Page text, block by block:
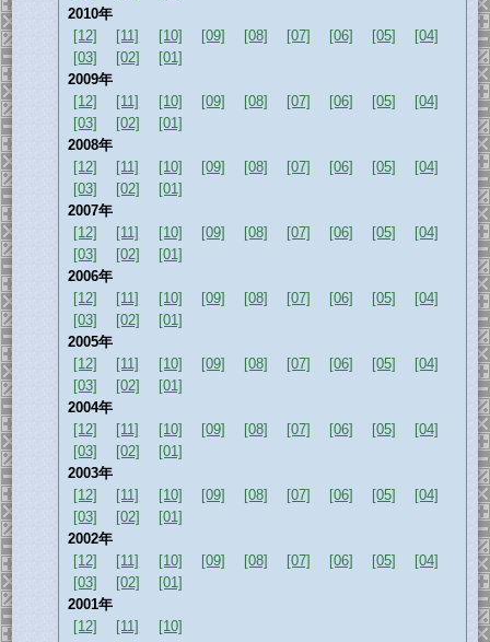
2010年
[12]
[11] [10] [09] [08] [07] [06] [05]
[04]
[03]
[02]
[01]
2009年
[12]
[11] [10] [09] [08] [07] [06] [05]
[04]
[03]
[02]
[01]
2008年
[12]
[11] [10] [09] [08] [07] [06] [05]
[04]
[03]
[02]
[01]
2007年
[12]
[11] [10] [09] [08] [07] [06] [05]
[04]
[03]
[02]
[01]
2006年
[12]
[11] [10] [09] [08] [07] [06] [05]
[04]
[03]
[02]
[01]
2005年
[12]
[11] [10] [09] [08] [07] [06] [05]
[04]
[03]
[02]
[01]
2004年
[12]
[11] [10] [09] [08] [07] [06] [05]
[04]
[03]
[02]
[01]
2003年
[12]
[11] [10] [09] [08] [07] [06] [05]
[04]
[03]
[02]
[01]
2002年
[12]
[11] [10] [09] [08] [07] [06] [05]
[04]
[03]
[02]
[01]
2001年
[12]
[11] [10]